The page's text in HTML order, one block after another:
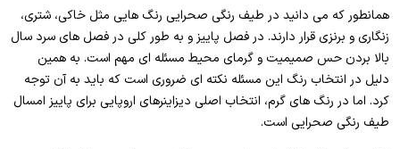
همانطور که می دانید در طیف رنگی صحرایی رنگ هایی مثل خاکی، شتری،
زنگاری و برنزی قرار دارند. در فصل پاییز و به طور کلی در فصل های سرد سال
بالا بردن حس صمیمیت و گرمای محیط مسئله ای مهم است. به همین
دلیل در انتخاب رنگ این مسئله نکته ای ضروری است که باید به آن توجه
کرد. اما در رنگ های گرم، انتخاب اصلی دیزاینرهای اروپایی برای پاییز امسال
طیف رنگی صحرایی است.